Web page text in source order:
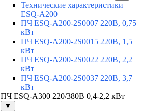
Технические характеристики
ESQ-A200
ПЧ ESQ-A200-2S0007 220В, 0,75
кВт
ПЧ ESQ-A200-2S0015 220В, 1,5
кВт
ПЧ ESQ-A200-2S0022 220В, 2,2
кВт
ПЧ ESQ-A200-2S0037 220В, 3,7
кВт
ПЧ ESQ-A300 220/380В 0,4-2,2 кВт
▼